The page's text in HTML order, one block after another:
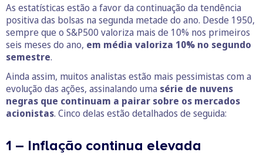
As estatísticas estão a favor da continuação da tendência
positiva das bolsas na segunda metade do ano. Desde 1950,
sempre que o S&P500 valoriza mais de 10% nos primeiros
seis meses do ano, em média valoriza 10% no segundo
semestre.
Ainda assim, muitos analistas estão mais pessimistas com a
evolução das ações, assinalando uma série de nuvens
negras que continuam a pairar sobre os mercados
acionistas. Cinco delas estão detalhados de seguida:
1 – Inflação continua elevada